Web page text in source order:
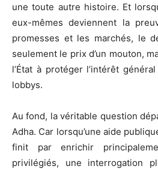
une toute autre histoire. Et
eux-mêmes deviennent la
promesses et les marchés, le
seulement le prix d’un mouton,
l’État à protéger l’intérêt
lobbys.
Au fond, la véritable question
Adha. Car lorsqu’une aide
finit par enrichir
privilégiés, une interrogation